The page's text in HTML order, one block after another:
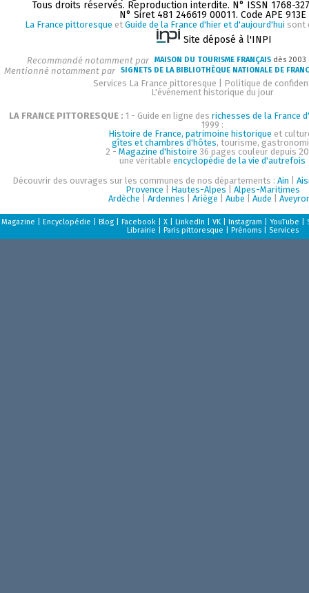
Tous droits réservés. Reproduction interdite. N° ISSN 1768-
N° Siret 481 246619 00011. Code APE 913E
La France pittoresque et Guide de la France d'hier et d'aujourd'hui sont
Site déposé à l'INPI
Recommandé notamment par MAISON DU TOURISME FRANÇAIS dès
Mentionné notamment par SIGNETS DE LA BIBLIOTHÈQUE NATIONALE DE
Services La France pittoresque
Politique de
L'événement historique du jour
LA FRANCE PITTORESQUE : 1 - Guide en ligne des richesses de la France
1999 :
Histoire de France, patrimoine historique et
gîtes et chambres d'hôtes, tourisme,
2 - Magazine d'histoire 36 pages couleur depuis
une véritable encyclopédie de la vie d'autrefois
Découvrir des ouvrages sur les communes de nos départements : Ain
Provence
Hautes-Alpes
Alpes-Maritimes
Ardèche
Ardennes Ariège Aube Aude
Magazine Encyclopédie Blog| Facebook| X| LinkedIn VK| Instagram YouTube
Librairie
Paris pittoresque Prénoms| Services